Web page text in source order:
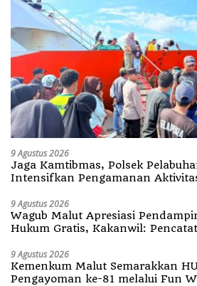
9 Agustus 2026
Jaga Kamtibmas, Polsek
Intensifkan Pengamanan
9 Agustus 2026
Wagub Malut Apresiasi
Hukum Gratis, Kakanwil:
9 Agustus 2026
Kemenkum Malut Semarakkan
Pengayoman ke-81 melalui Fun